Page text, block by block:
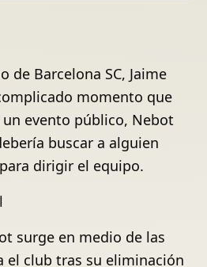
de Barcelona SC, Jaime
momento que
evento público, Nebot
buscar a alguien
dirigir el equipo.
surge en medio de las
el club tras su eliminación